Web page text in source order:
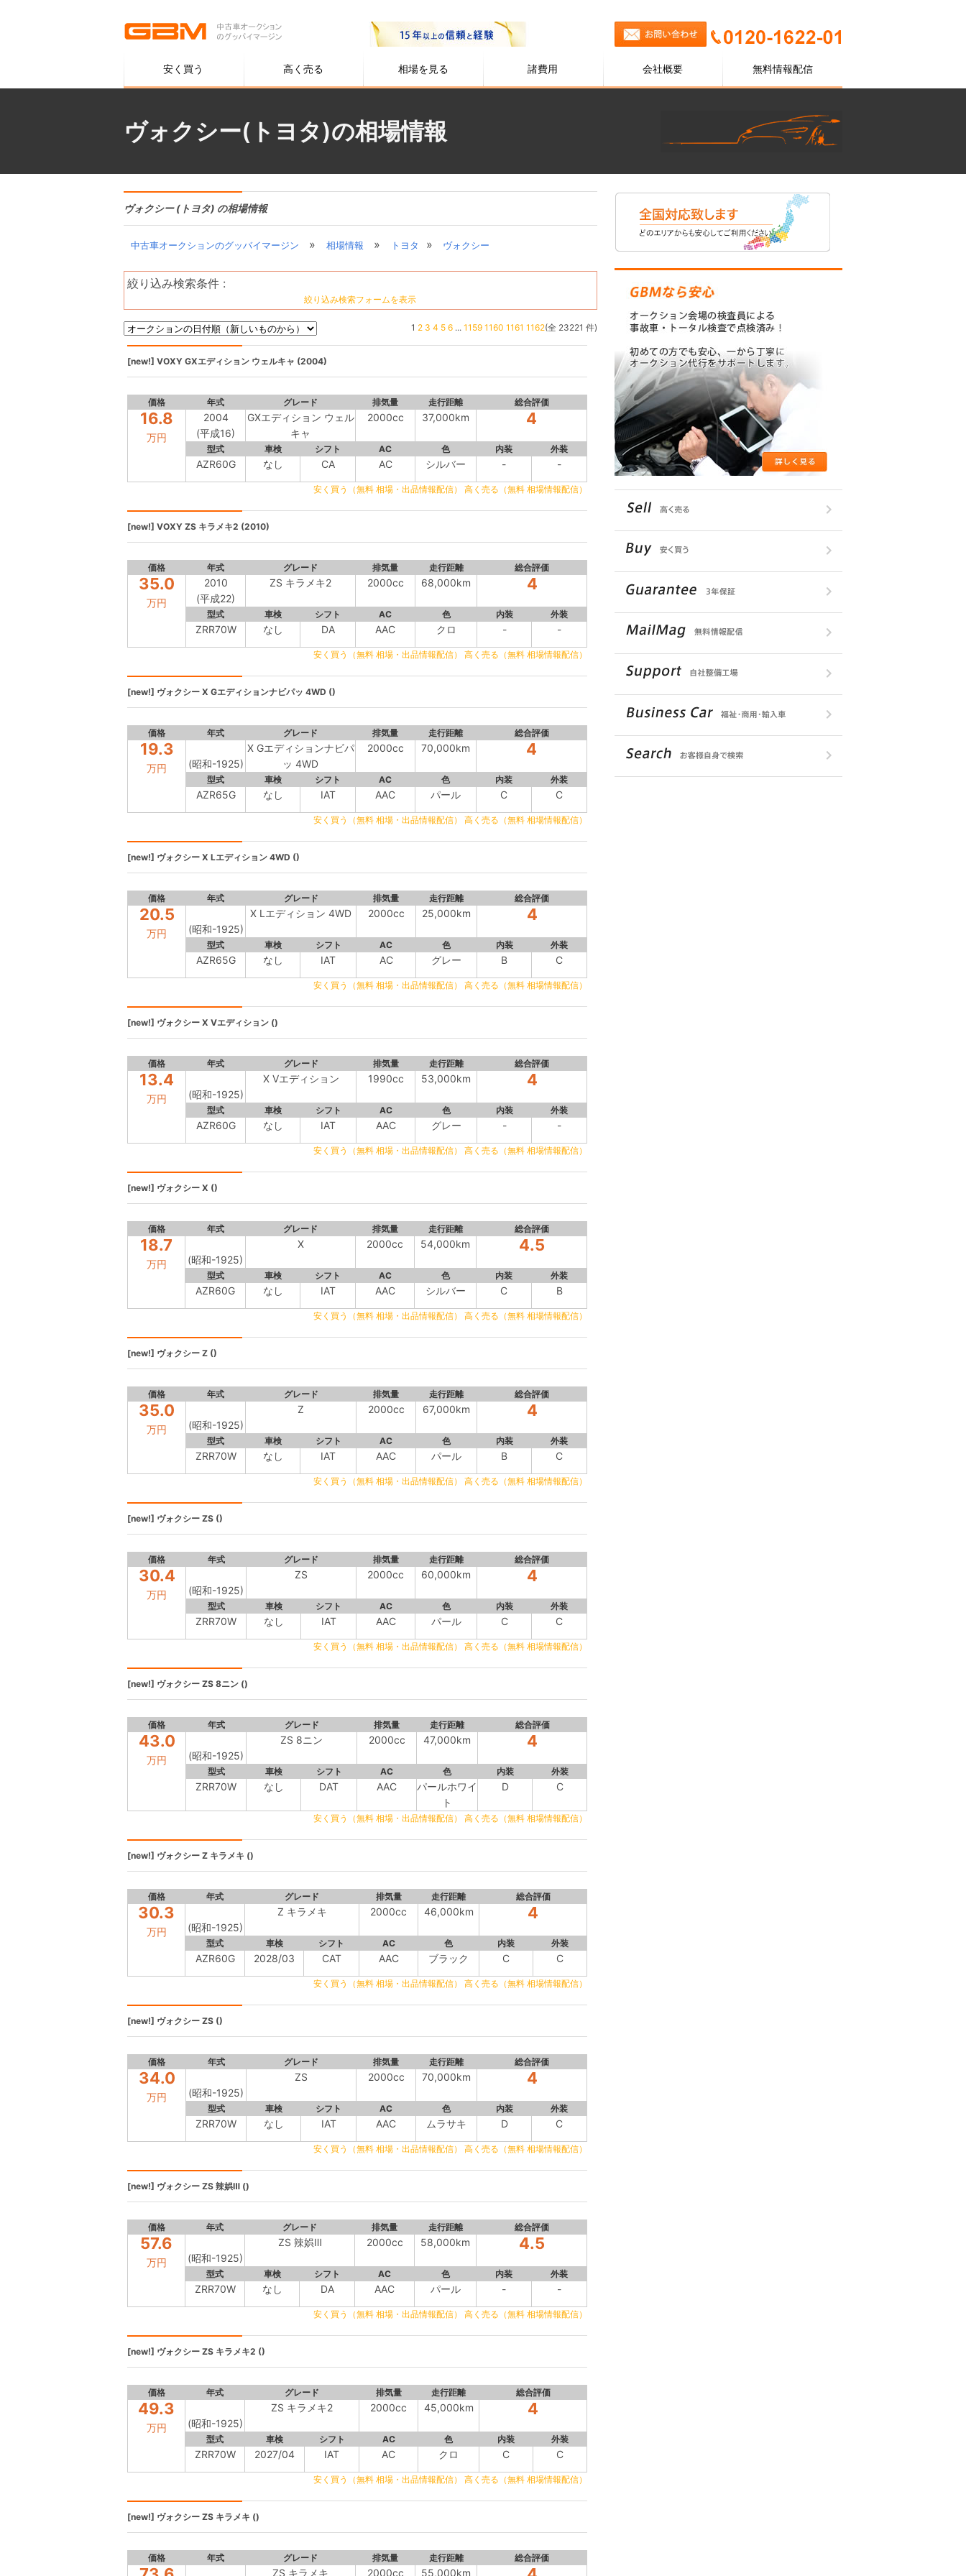
安く買う 高く売る 相場を見る 諸費用 会社概要 無料情報配信
ヴォクシー(トヨタ)の相場情報
ヴォクシー (トヨタ) の相場情報
中古車オークションのグッバイマージン » 相場情報 » トヨタ » ヴォクシー
絞り込み検索条件 :
絞り込み検索フォームを表示
1 2 3 4 5 6... 1159 1160 1161 1162(全 23221 件)
[new!] VOXY GXエディション ウェルキャ (2004)
価格 年式 グレード 排気量 走行距離 総合評価
16.8
万円
2004
(平成16)
GXエディション ウェル
キャ
2000cc 37,000km 4
型式 車検 シフト AC 色 内装 外装
AZR60G なし CA AC シルバー - -
安く買う（無料 相場・出品情報配信） 高く売る（無料 相場情報配信）
[new!] VOXY ZS キラメキ2 (2010)
価格 年式 グレード 排気量 走行距離 総合評価
35.0
万円
2010
(平成22)
ZS キラメキ2 2000cc 68,000km 4
型式 車検 シフト AC 色 内装 外装
ZRR70W なし DA AAC クロ - -
安く買う（無料 相場・出品情報配信） 高く売る（無料 相場情報配信）
[new!] ヴォクシー X Gエディションナビパッ 4WD ()
価格 年式 グレード 排気量 走行距離 総合評価
19.3
万円 (昭和-1925)
X Gエディションナビパ
ッ 4WD
2000cc 70,000km 4
型式 車検 シフト AC 色 内装 外装
AZR65G なし IAT AAC パール C C
安く買う（無料 相場・出品情報配信） 高く売る（無料 相場情報配信）
[new!] ヴォクシー X Lエディション 4WD ()
価格 年式 グレード 排気量 走行距離 総合評価
20.5
万円 (昭和-1925)
X Lエディション 4WD 2000cc 25,000km 4
型式 車検 シフト AC 色 内装 外装
AZR65G なし IAT AC グレー B C
安く買う（無料 相場・出品情報配信） 高く売る（無料 相場情報配信）
[new!] ヴォクシー X Vエディション ()
価格 年式 グレード 排気量 走行距離 総合評価
13.4
万円 (昭和-1925)
X Vエディション 1990cc 53,000km 4
型式 車検 シフト AC 色 内装 外装
AZR60G なし IAT AAC グレー - -
安く買う（無料 相場・出品情報配信） 高く売る（無料 相場情報配信）
[new!] ヴォクシー X ()
価格 年式 グレード 排気量 走行距離 総合評価
18.7
万円 (昭和-1925)
X 2000cc 54,000km 4.5
型式 車検 シフト AC 色 内装 外装
AZR60G なし IAT AAC シルバー C B
安く買う（無料 相場・出品情報配信） 高く売る（無料 相場情報配信）
[new!] ヴォクシー Z ()
価格 年式 グレード 排気量 走行距離 総合評価
35.0
万円 (昭和-1925)
Z 2000cc 67,000km 4
型式 車検 シフト AC 色 内装 外装
ZRR70W なし IAT AAC パール B C
安く買う（無料 相場・出品情報配信） 高く売る（無料 相場情報配信）
[new!] ヴォクシー ZS ()
価格 年式 グレード 排気量 走行距離 総合評価
30.4
万円 (昭和-1925)
ZS 2000cc 60,000km 4
型式 車検 シフト AC 色 内装 外装
ZRR70W なし IAT AAC パール C C
安く買う（無料 相場・出品情報配信） 高く売る（無料 相場情報配信）
[new!] ヴォクシー ZS 8ニン ()
価格 年式 グレード 排気量 走行距離 総合評価
43.0
万円 (昭和-1925)
ZS 8ニン 2000cc 47,000km 4
型式 車検 シフト AC 色 内装 外装
ZRR70W なし DAT AAC
パールホワイ
ト
D C
安く買う（無料 相場・出品情報配信） 高く売る（無料 相場情報配信）
[new!] ヴォクシー Z キラメキ ()
価格 年式 グレード 排気量 走行距離 総合評価
30.3
万円 (昭和-1925)
Z キラメキ 2000cc 46,000km 4
型式 車検 シフト AC 色 内装 外装
AZR60G 2028/03 CAT AAC ブラック C C
安く買う（無料 相場・出品情報配信） 高く売る（無料 相場情報配信）
[new!] ヴォクシー ZS ()
価格 年式 グレード 排気量 走行距離 総合評価
34.0
万円 (昭和-1925)
ZS 2000cc 70,000km 4
型式 車検 シフト AC 色 内装 外装
ZRR70W なし IAT AAC ムラサキ D C
安く買う（無料 相場・出品情報配信） 高く売る（無料 相場情報配信）
[new!] ヴォクシー ZS 辣娯Ⅲ ()
価格 年式 グレード 排気量 走行距離 総合評価
57.6
万円 (昭和-1925)
ZS 辣娯Ⅲ 2000cc 58,000km 4.5
型式 車検 シフト AC 色 内装 外装
ZRR70W なし DA AAC パール - -
安く買う（無料 相場・出品情報配信） 高く売る（無料 相場情報配信）
[new!] ヴォクシー ZS キラメキ2 ()
価格 年式 グレード 排気量 走行距離 総合評価
49.3
万円 (昭和-1925)
ZS キラメキ2 2000cc 45,000km 4
型式 車検 シフト AC 色 内装 外装
ZRR70W 2027/04 IAT AC クロ C C
安く買う（無料 相場・出品情報配信） 高く売る（無料 相場情報配信）
[new!] ヴォクシー ZS キラメキ ()
価格 年式 グレード 排気量 走行距離 総合評価
ZS キラメキ 2000cc 55,000km